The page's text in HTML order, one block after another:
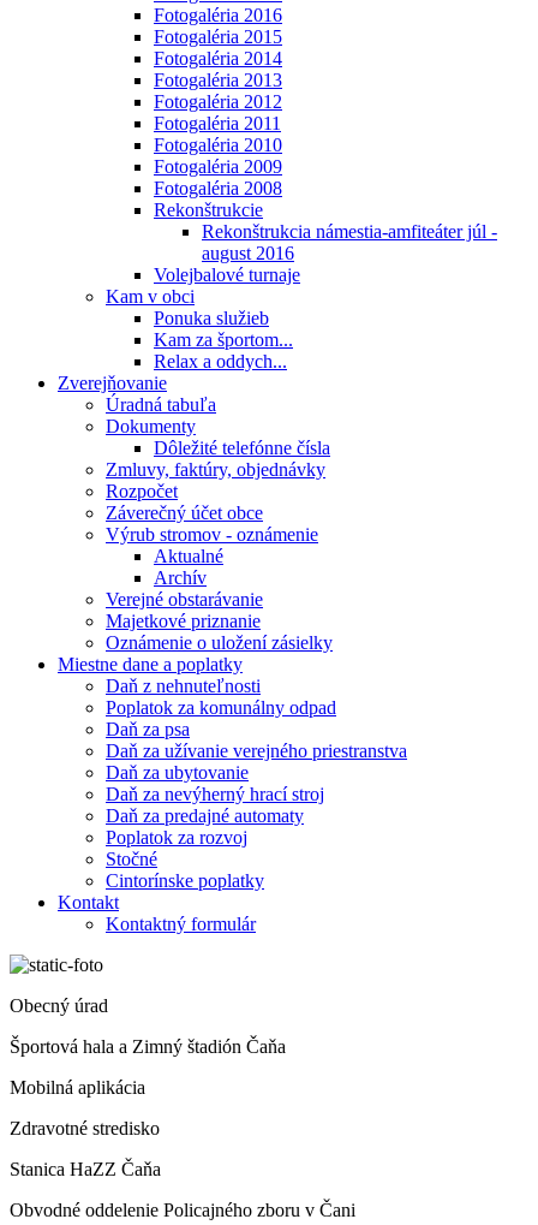
Fotogaléria 2016
Fotogaléria 2015
Fotogaléria 2014
Fotogaléria 2013
Fotogaléria 2012
Fotogaléria 2011
Fotogaléria 2010
Fotogaléria 2009
Fotogaléria 2008
Rekonštrukcie
Rekonštrukcia námestia-amfiteáter júl -
august 2016
Volejbalové turnaje
Kam v obci
Ponuka služieb
Kam za športom...
Relax a oddych...
Zverejňovanie
Úradná tabuľa
Dokumenty
Dôležité telefónne čísla
Zmluvy, faktúry, objednávky
Rozpočet
Záverečný účet obce
Výrub stromov - oznámenie
Aktualné
Archív
Verejné obstarávanie
Majetkové priznanie
Oznámenie o uložení zásielky
Miestne dane a poplatky
Daň z nehnuteľnosti
Poplatok za komunálny odpad
Daň za psa
Daň za užívanie verejného priestranstva
Daň za ubytovanie
Daň za nevýherný hrací stroj
Daň za predajné automaty
Poplatok za rozvoj
Stočné
Cintorínske poplatky
Kontakt
Kontaktný formulár
Obecný úrad
Športová hala a Zimný štadión Čaňa
Mobilná aplikácia
Zdravotné stredisko
Stanica HaZZ Čaňa
Obvodné oddelenie Policajného zboru v Čani